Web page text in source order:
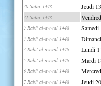
30 Safar 1448 Jeudi
31 Safar 1448
2 Rabi' al-awwal 1448 Samedi
3 Rabi' al-awwal 1448
4 Rabi' al-awwal 1448 Lundi
5 Rabi' al-awwal 1448 Mardi
6 Rabi' al-awwal 1448
7 Rabi' al-awwal 1448 Jeudi